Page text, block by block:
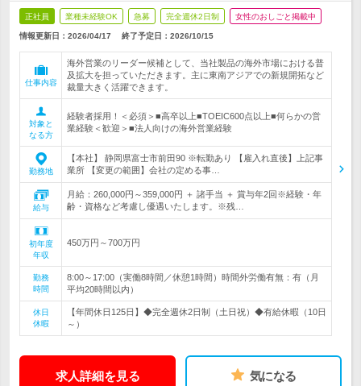
正社員 業種未経験OK 急募 完全週休2日制 女性のおしごと掲載中
情報更新日：2026/04/17 終了予定日： 2026/10/15
仕事内容
海外営業のリーダー候補として、当社製品の海外市場における普
及拡大を担っていただきます。主に東南アジアでの新規開拓など
裁量大きく活躍できます。
対象と
なる方
経験者採用！＜必須＞■高卒以上■TOEIC600点以上■何らかの営
業経験＜歓迎＞■法人向けの海外営業経験
勤務地
【本社】 静岡県富士市前田90 ※転勤あり 【雇入れ直後】上記事
業所 【変更の範囲】会社の定める事…
給与
月給：260,000円～359,000円 ＋ 諸手当 ＋ 賞与年2回※経験・年
齢・資格など考慮し優遇いたします。※残…
初年度
年収
450万円～700万円
勤務
時間
8:00～17:00（実働8時間／休憩1時間）時間外労働有無：有（月
平均20時間以内）
休日
休暇
【年間休日125日】◆完全週休2日制（土日祝）◆有給休暇（10日
～）
求人詳細を見る 気になる